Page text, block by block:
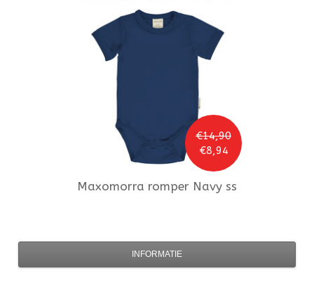
€14,90
€8,94
Maxomorra romper Navy ss
INFORMATIE